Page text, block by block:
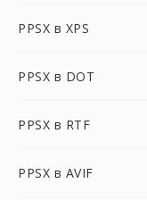
PPSX в XPS
PPSX в DOT
PPSX в RTF
PPSX в AVIF